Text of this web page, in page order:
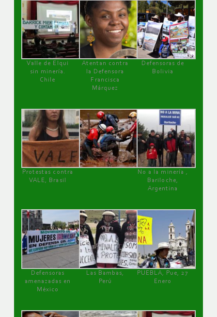
Valle de Elqui
sin minería.
Chile
Atentan contra
la Defensora
Francisca
Márquez
Defensoras de
Bolivia
Protestas contra
VALE, Brasil
No a la minería ,
Bariloche,
Argentina
Defensoras
amenazadas en
México
Las Bambas,
Perú
PUEBLA, Pue, 27
Enero